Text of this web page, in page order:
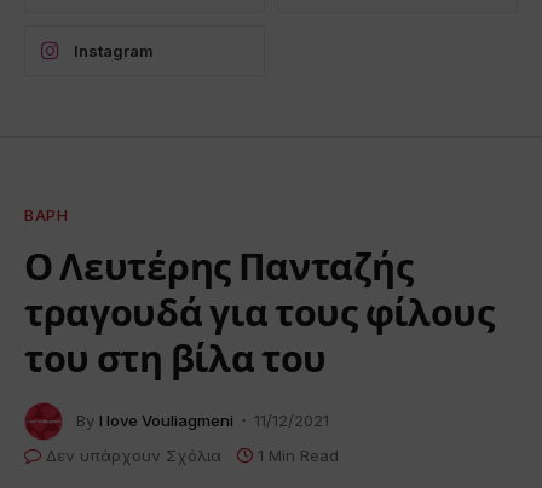
Instagram
ΒΆΡΗ
Ο Λευτέρης Πανταζής
τραγουδά για τους φίλους
του στη βίλα του
By I love Vouliagmeni
11/12/2021
Δεν υπάρχουν Σχόλια
1 Min Read